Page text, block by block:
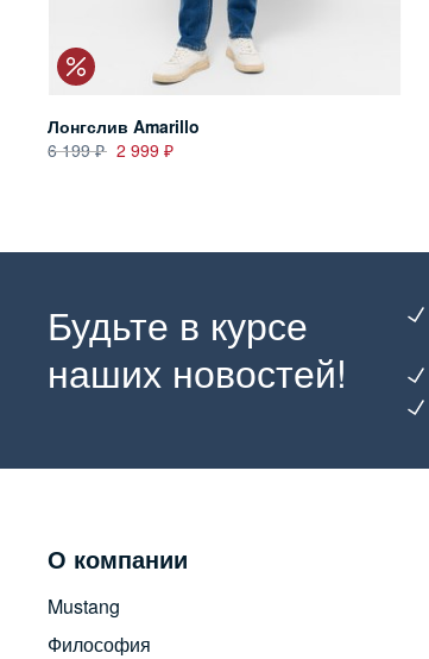
Лонгслив Amarillo
6 199
2 999
Будьте в курсе
наших новостей!
О компании
Mustang
Философия